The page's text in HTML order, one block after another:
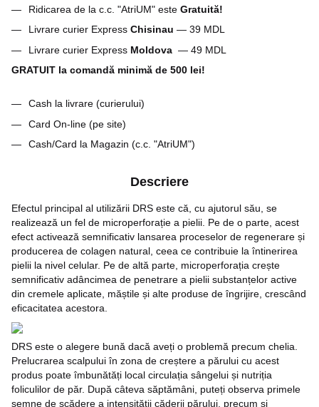
Ridicarea de la c.c. "AtriUM" este Gratuită!
Livrare curier Express Chisinau — 39 MDL
Livrare curier Express Moldova — 49 MDL
GRATUIT la comandă minimă de 500 lei!
Cash la livrare (curierului)
Card On-line (pe site)
Cash/Card la Magazin (c.c. "AtriUM")
Descriere
Efectul principal al utilizării DRS este că, cu ajutorul său, se
realizează un fel de microperforație a pielii. Pe de o parte, acest
efect activează semnificativ lansarea proceselor de regenerare și
producerea de colagen natural, ceea ce contribuie la întinerirea
pielii la nivel celular. Pe de altă parte, microperforația crește
semnificativ adâncimea de penetrare a pielii substanțelor active
din cremele aplicate, măștile și alte produse de îngrijire, crescând
eficacitatea acestora.
DRS este o alegere bună dacă aveți o problemă precum chelia.
Prelucrarea scalpului în zona de creștere a părului cu acest
produs poate îmbunătăți local circulația sângelui și nutriția
foliculilor de păr. După câteva săptămâni, puteți observa primele
semne de scădere a intensității căderii părului, precum și